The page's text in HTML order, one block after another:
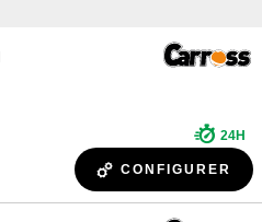
24H
CONFIGURER